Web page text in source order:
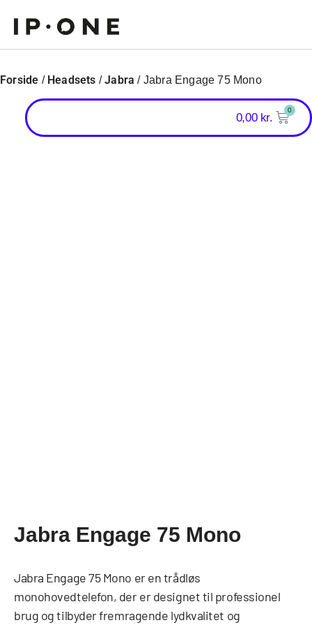
Forside / Headsets /Jabra / Jabra Engage 75 Mono
0,00 kr.
0
Jabra Engage 75 Mono
Jabra Engage 75 Mono er en trådløs
monohovedtelefon, der er designet til professionel
brug og tilbyder fremragende lydkvalitet og